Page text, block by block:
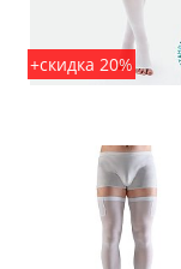
+скидка 20%